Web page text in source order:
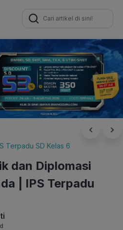
Search
for:
Terpadu SD Kelas 6
dan Diplomasi
| IPS Terpadu